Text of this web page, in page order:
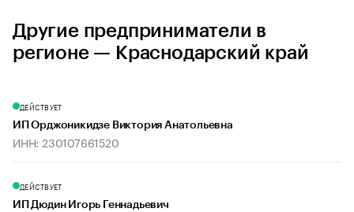
Другие предприниматели в
регионе — Краснодарский край
ДЕЙСТВУЕТ
ИП Орджоникидзе Виктория Анатольевна
ИНН: 230107661520
ДЕЙСТВУЕТ
ИП Дюдин Игорь Геннадьевич